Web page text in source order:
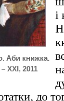
Аби книжка.
ХХІ, 2011
і
до